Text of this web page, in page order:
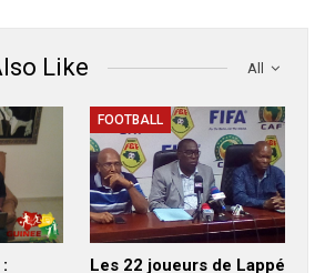
All
Like
FOOTBALL
Les 22 joueurs de Lappé